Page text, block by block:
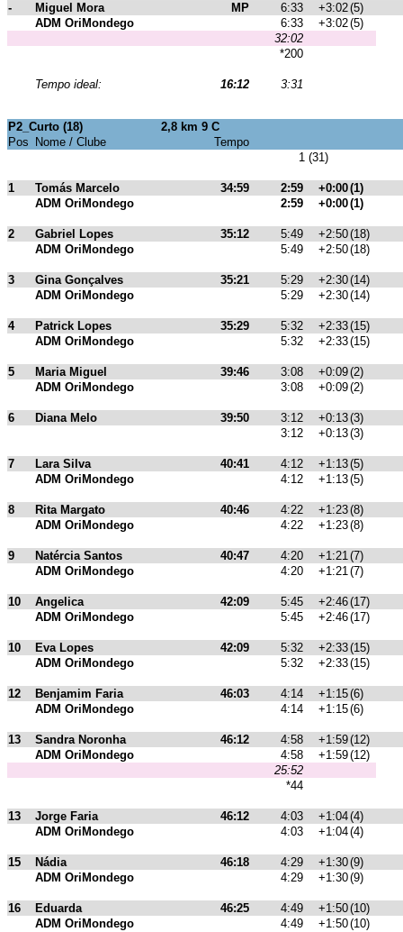
- Miguel Mora MP 6:33 +3:02(5)
ADM OriMondego
6:33 +3:02(5)
32:02
*200
Tempo ideal: 16:12 3:31
P2_Curto (18)
2,8 km 9 C
Pos
Nome / Clube
Tempo
1 (31)
1 Tomás Marcelo 34:59 2:59 +0:00(1)
ADM OriMondego
2:59 +0:00(1)
2 Gabriel Lopes 35:12 5:49 +2:50(18)
ADM OriMondego
5:49 +2:50(18)
3 Gina Gonçalves 35:21 5:29 +2:30(14)
ADM OriMondego
5:29 +2:30(14)
4 Patrick Lopes 35:29 5:32 +2:33(15)
ADM OriMondego
5:32 +2:33(15)
5 Maria Miguel 39:46 3:08 +0:09(2)
ADM OriMondego
3:08 +0:09(2)
6 Diana Melo 39:50 3:12 +0:13(3)
3:12
+0:13(3)
7 Lara Silva 40:41 4:12 +1:13(5)
ADM OriMondego
4:12 +1:13(5)
8 Rita Margato 40:46 4:22 +1:23(8)
ADM OriMondego
4:22 +1:23(8)
9 Natércia Santos 40:47 4:20 +1:21(7)
ADM OriMondego
4:20 +1:21(7)
10 Angelica 42:09 5:45 +2:46(17)
ADM OriMondego
5:45 +2:46(17)
10 Eva Lopes 42:09 5:32 +2:33(15)
ADM OriMondego
5:32 +2:33(15)
12 Benjamim Faria 46:03 4:14 +1:15(6)
ADM OriMondego
4:14 +1:15(6)
13 Sandra Noronha 46:12 4:58 +1:59(12)
ADM OriMondego
4:58 +1:59(12)
25:52
*44
13 Jorge Faria 46:12 4:03 +1:04(4)
ADM OriMondego
4:03 +1:04(4)
15 Nádia 46:18 4:29 +1:30(9)
ADM OriMondego
4:29 +1:30(9)
16 Eduarda 46:25 4:49 +1:50(10)
ADM OriMondego
4:49 +1:50(10)